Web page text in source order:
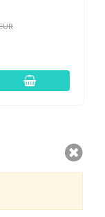
dodaj do